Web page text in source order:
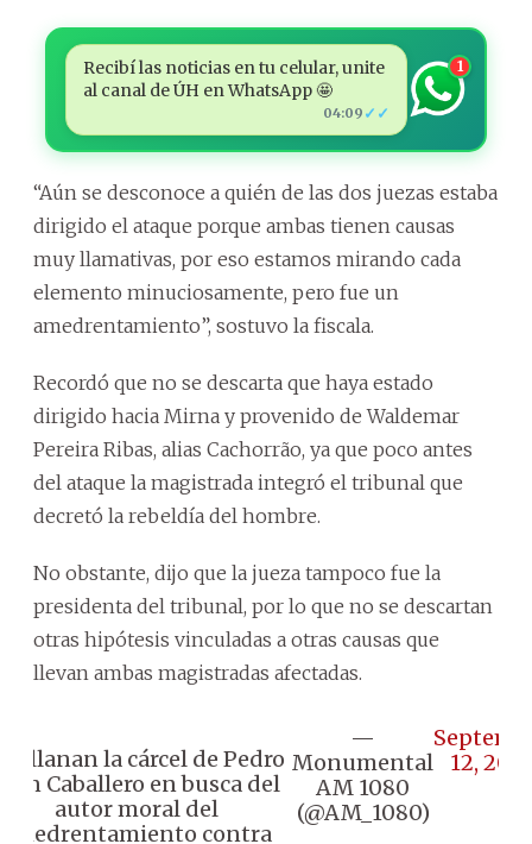
Recibí las noticias en tu celular, unite
al canal de ÚH en WhatsApp 🤩
04:09 ✓✓
1
“Aún se desconoce a quién de las dos juezas estaba
dirigido el ataque porque ambas tienen causas
muy llamativas, por eso estamos mirando cada
elemento minuciosamente, pero fue un
amedrentamiento”, sostuvo la fiscala.
Recordó que no se descarta que haya estado
dirigido hacia Mirna y provenido de Waldemar
Pereira Ribas, alias Cachorrão, ya que poco antes
del ataque la magistrada integró el tribunal que
decretó la rebeldía del hombre.
No obstante, dijo que la jueza tampoco fue la
presidenta del tribunal, por lo que no se descartan
otras hipótesis vinculadas a otras causas que
llevan ambas magistradas afectadas.
Allanan la cárcel de Pedro
Caballero en busca del
autor moral del
amedrentamiento contra
—
Monumental
AM 1080
(@AM_1080)
12,